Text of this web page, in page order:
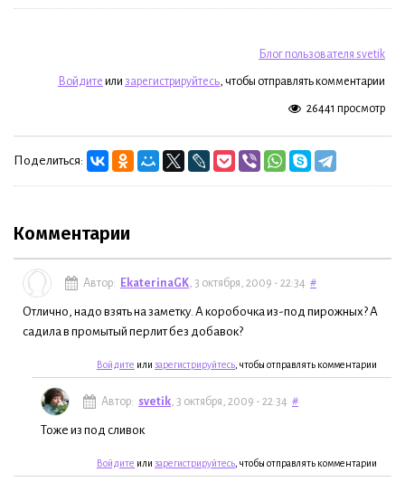
Блог пользователя svetik
Войдите или зарегистрируйтесь, чтобы отправлять комментарии
26441 просмотр
Поделиться:
Комментарии
Автор: EkaterinaGK, 3 октября, 2009 - 22:34 #
Отлично, надо взять на заметку. А коробочка из-под пирожных? А
садила в промытый перлит без добавок?
Войдите или зарегистрируйтесь , чтобы отправлять комментарии
Автор: svetik, 3 октября, 2009 - 22:34 #
Тоже из под сливок
Войдите или зарегистрируйтесь , чтобы отправлять комментарии